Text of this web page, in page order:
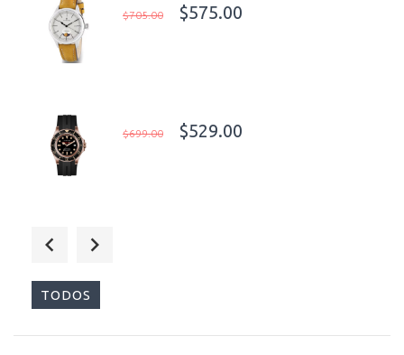
$705.00 $575.00
$699.00 $529.00
TODOS